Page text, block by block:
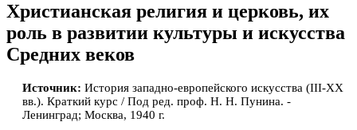
Христианская религия и церковь, их
роль в развитии культуры и искусства
Средних веков
Источник: История западно-европейского искусства (III-ХХ
вв.). Краткий курс / Под ред. проф. Н. Н. Пунина. -
Ленинград; Москва, 1940 г.